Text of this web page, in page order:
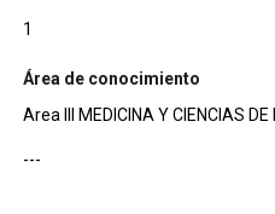
1
Área de conocimiento
Area III MEDICINA Y CIENCIAS
---